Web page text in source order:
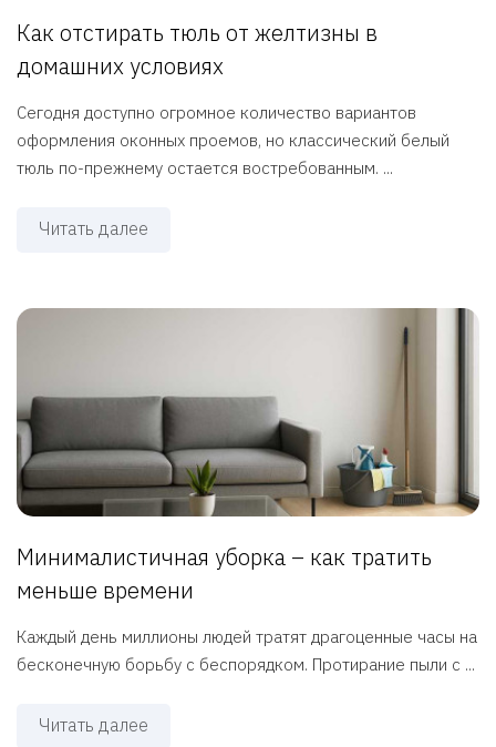
Как отстирать тюль от желтизны в
домашних условиях
Сегодня доступно огромное количество вариантов
оформления оконных проемов, но классический белый
тюль по-прежнему остается востребованным. ...
Читать далее
Минималистичная уборка – как тратить
меньше времени
Каждый день миллионы людей тратят драгоценные часы на
бесконечную борьбу с беспорядком. Протирание пыли с ...
Читать далее